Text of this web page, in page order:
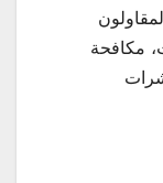
مكافحة